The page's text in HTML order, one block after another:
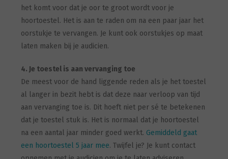
het komt voor dat je oor te groot wordt voor je
hoortoestel. Het is aan te raden om na een paar jaar het
oorstukje te vervangen. Je kunt ook oorstukjes op maat
laten maken bij je audicien.
4. Je toestel is aan vervanging toe
De meest voor de hand liggende reden als je het toestel
al langer in bezit hebt is dat deze naar verloop van tijd
aan vervanging toe is. Dit hoeft niet per sé te betekenen
dat je toestel stuk is. Het is normaal dat je hoortoestel
na een aantal jaar minder goed werkt. Gemiddeld gaat
een hoortoestel 5 jaar mee. Twijfel je? Je kunt contact